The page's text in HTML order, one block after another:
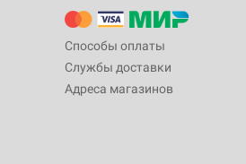
Способы оплаты
Службы доставки
Адреса магазинов